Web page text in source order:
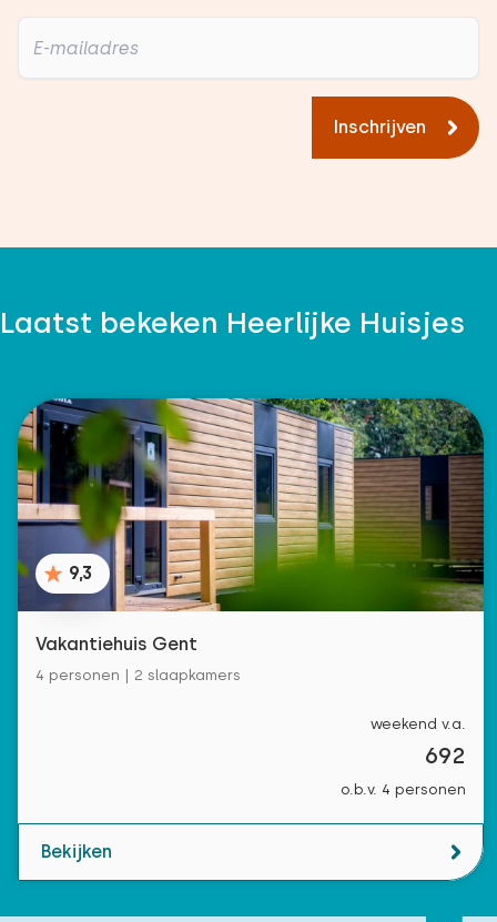
Inschrijven
Laatst bekeken Heerlijke Huisjes
9,3
Vakantiehuis Gent
4 personen | 2 slaapkamers
weekend v.a.
692
o.b.v. 4 personen
Bekijken